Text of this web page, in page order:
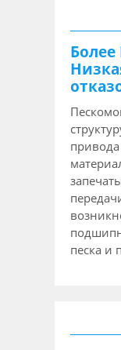
Более
песка и